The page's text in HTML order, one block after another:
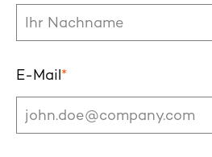
E-Mail*